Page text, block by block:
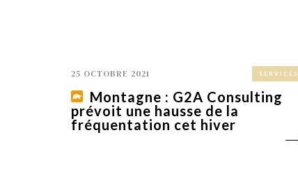
25 OCTOBRE 2021 SERVICES
Montagne : G2A Consulting
prévoit une hausse de la
fréquentation cet hiver